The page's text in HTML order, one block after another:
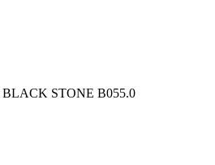
BLACK STONE B055.0